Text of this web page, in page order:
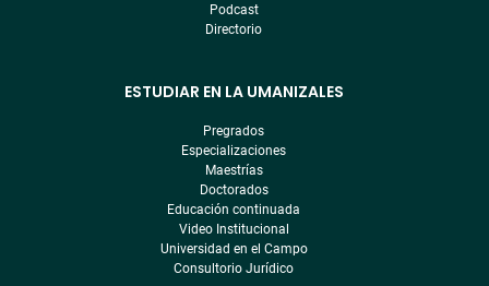
Podcast
Directorio
ESTUDIAR EN LA UMANIZALES
Pregrados
Especializaciones
Maestrías
Doctorados
Educación continuada
Video Institucional
Universidad en el Campo
Consultorio Jurídico